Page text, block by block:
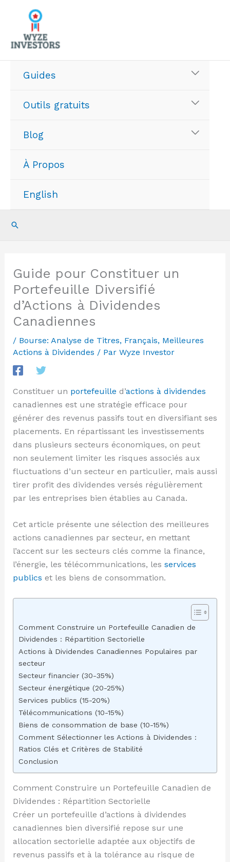
contenu
Guides
Outils gratuits
Blog
À Propos
English
Recherche
Guide pour Constituer un
Portefeuille Diversifié
d’Actions à Dividendes
Canadiennes
/ Bourse: Analyse de Titres, Français, Meilleures
Actions à Dividendes / Par Wyze Investor
Constituer un portefeuille d’actions à dividendes
canadiennes est une stratégie efficace pour
générer des revenus passifs tout en diversifiant ses
placements. En répartissant les investissements
dans plusieurs secteurs économiques, on peut
non seulement limiter les risques associés aux
fluctuations d’un secteur en particulier, mais aussi
tirer profit des dividendes versés régulièrement
par les entreprises bien établies au Canada.
Cet article présente une sélection des meilleures
actions canadiennes par secteur, en mettant
l’accent sur les secteurs clés comme la finance,
l’énergie, les télécommunications, les services
publics et les biens de consommation.
Comment Construire un Portefeuille Canadien de
Dividendes : Répartition Sectorielle
Actions à Dividendes Canadiennes Populaires par
secteur
Secteur financier (30-35%)
Secteur énergétique (20-25%)
Services publics (15-20%)
Télécommunications (10-15%)
Biens de consommation de base (10-15%)
Comment Sélectionner les Actions à Dividendes :
Ratios Clés et Critères de Stabilité
Conclusion
Comment Construire un Portefeuille Canadien de
Dividendes : Répartition Sectorielle
Créer un portefeuille d’actions à dividendes
canadiennes bien diversifié repose sur une
allocation sectorielle adaptée aux objectifs de
revenus passifs et à la tolérance au risque de